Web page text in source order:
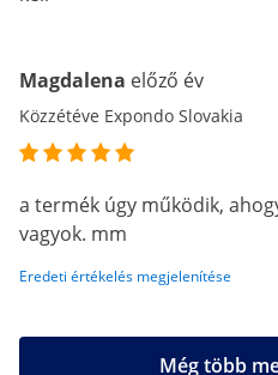
Magdalena előző év
Közzétéve Expondo Slovakia
a termék úgy működik,
vagyok. mm
Eredeti értékelés megjelenítése
Még több